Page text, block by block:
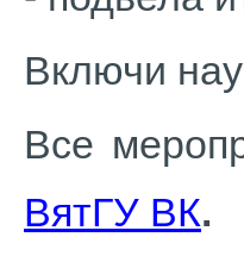
Включи
Все
ВятГУ ВК.